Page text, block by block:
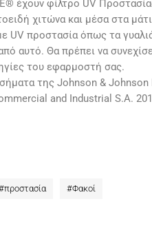
έχουν φίλτρο UV
χιτώνα και μέσα στα
UV προστασία όπως τα
αυτό. Θα πρέπει να
του εφαρμοστή σας.
της Johnson &
and Industrial S.A.
προστασία #Φακοί